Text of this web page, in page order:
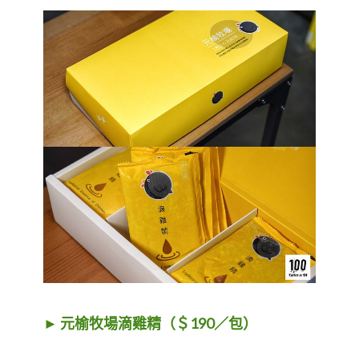
► 元榆牧場滴雞精（＄190／包）